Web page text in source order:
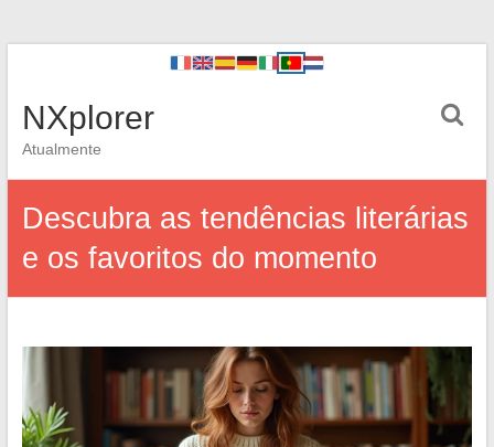
NXplorer
Atualmente
Descubra as tendências literárias
e os favoritos do momento